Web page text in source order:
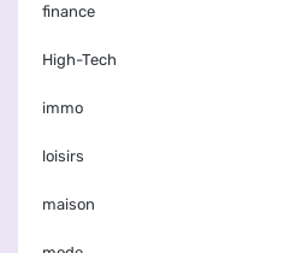
finance
High-Tech
immo
loisirs
maison